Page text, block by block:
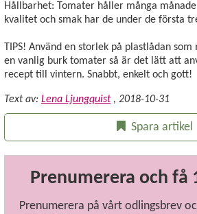
Hållbarhet: Tomater håller många
kvalitet och smak har de under de första
TIPS! Använd en storlek på plastlådan
en vanlig burk tomater så är det lätt att
recept till vintern. Snabbt, enkelt och gott!
Text av: Lena Ljungquist , 2018-10-31
Spara artikel
Prenumerera och få
Prenumerera på vårt odlingsbrev